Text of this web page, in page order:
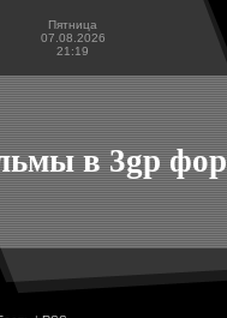
Пятница
07.08.2026
21:19
в 3gp